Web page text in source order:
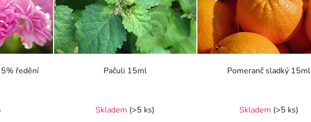
5% ředění
Pačuli 15ml
Skladem (>5 ks)
Pomeranč sladký 15ml
hodnocení
Skladem (>5 ks)